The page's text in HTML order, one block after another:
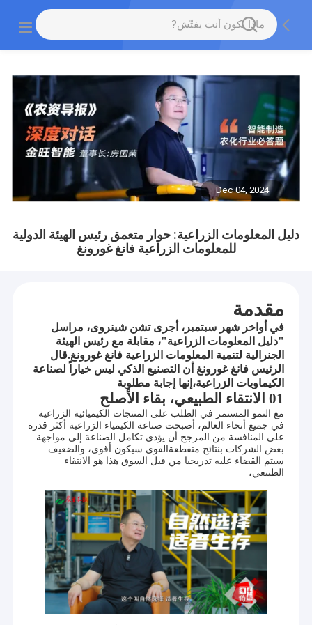
Dec 04, 2024
دليل المعلومات الزراعية: حوار متعمق رئيس الهيئة الدولية
للمعلومات الزراعية فانغ غورونغ
مقدمة
في أواخر شهر سبتمبر، أجرى تشن شينروى، مراسل
"دليل المعلومات الزراعية"، مقابلة مع رئيس الهيئة
الجنرالية لتنمية المعلومات الزراعية فانغ غورونغ.قال
الرئيس فانغ غورونغ أن التصنيع الذكي ليس خياراً لصناعة
الكيماويات الزراعية،إنها إجابة مطلوبة
01 الانتقاء الطبيعي، بقاء الأصلح
مع النمو المستمر في الطلب على المنتجات الكيميائية الزراعية
في جميع أنحاء العالم، أصبحت صناعة الكيمياء الزراعية أكثر قدرة
على المنافسة.من المرجح أن يؤدي تكامل الصناعة إلى مواجهة
بعض الشركات بنتائج متقطعةالقوي سيكون أقوى، والضعيف
سيتم القضاء عليه تدريجيا من قبل السوق هذا هو الانتقاء
الطبيعي،